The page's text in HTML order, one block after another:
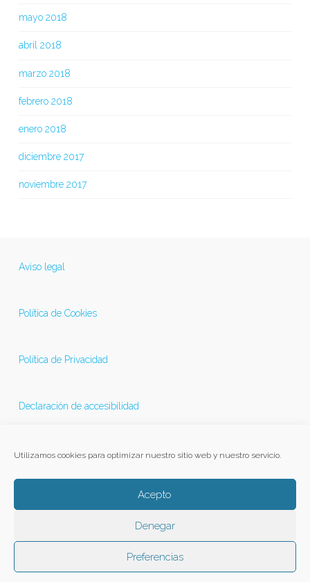
Utilizamos cookies para optimizar nuestro sitio web y nuestro servicio.
Acepto
Denegar
Preferencias
mayo 2018
abril 2018
marzo 2018
febrero 2018
enero 2018
diciembre 2017
noviembre 2017
Aviso legal
Política de Cookies
Política de Privacidad
Declaración de accesibilidad